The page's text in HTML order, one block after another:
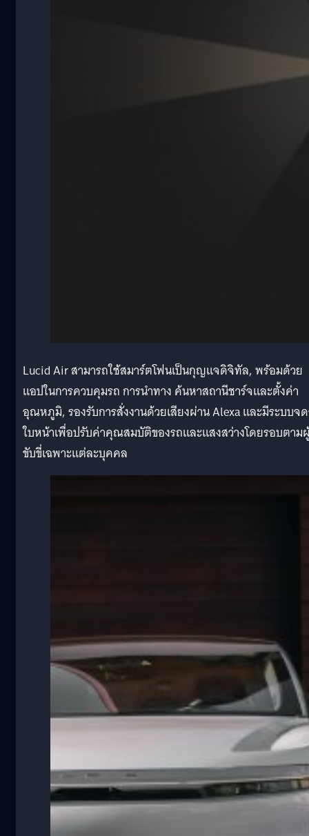
Lucid Air สามารถใช้สมาร์ตโฟนเป็นกุญแจดิจิทัล, พร้อมด้วย
แอปในการควบคุมรถ การนำทาง ค้นหาสถานีชาร์จและตั้งค่า
อุณหภูมิ, รองรับการสั่งงานด้วยเสียงผ่าน Alexa และมีระบบจ
ใบหน้าเพื่อปรับค่าคุณสมบัติของรถและแสงสว่างโดยรอบตาม
ขับขี่เฉพาะแต่ละบุคคล